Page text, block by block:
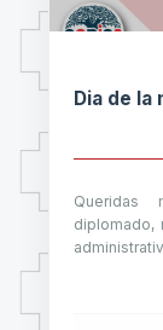
Dia de la
Queridas
diplomado,